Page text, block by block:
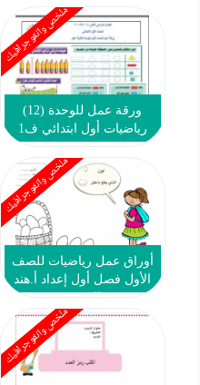
ملخص وانفوجرافيك
ورقة عمل للوحدة (12)
رياضيات أول ابتدائي ف1
ملخص وانفوجرافيك
أوراق عمل رياضيات للصف
الأول فصل أول إعداد أ.هند
ملخص وانفوجرافيك